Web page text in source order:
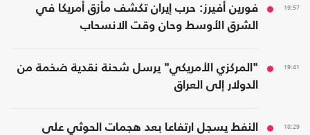
19:57
فورين أفيرز: حرب إيران تكشف مأزق أمريكا في
الشرق الأوسط وحان وقت الانسحاب
19:41
"المركزي الأمريكي" يرسل شحنة نقدية ضخمة من
الدولار إلى العراق
18:29
النفط يسجل ارتفاعا بعد هجمات الحوثي على